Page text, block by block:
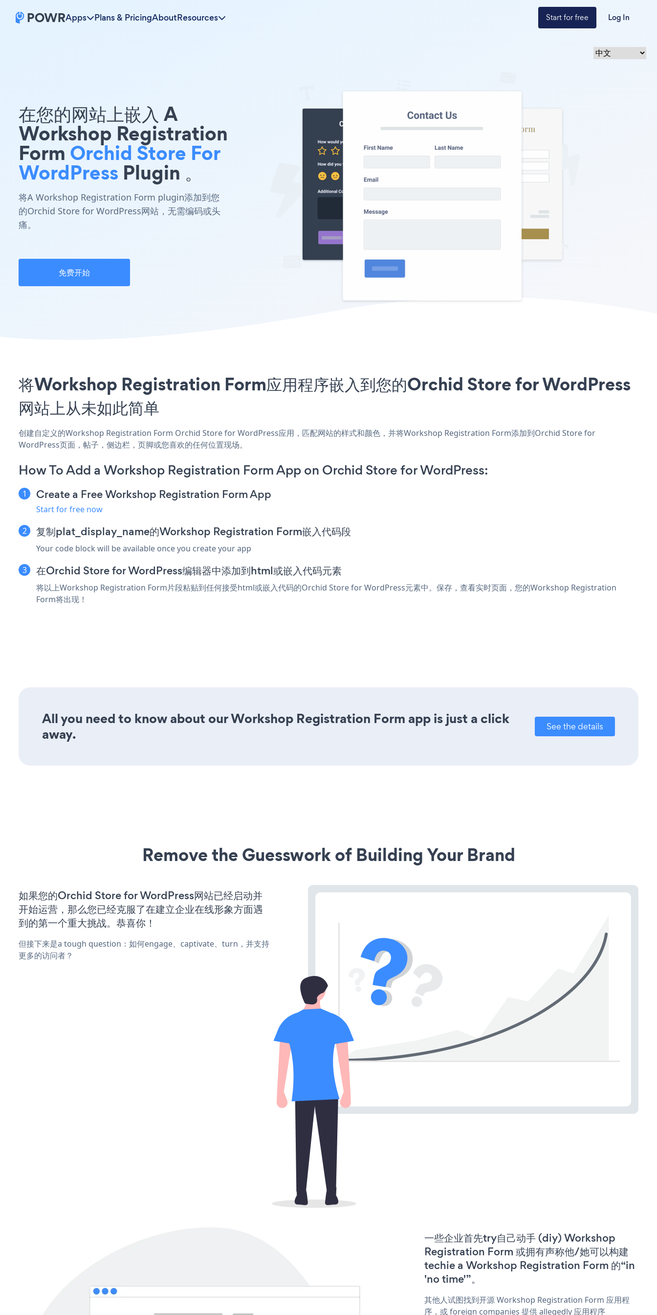
Apps Plans & PricingAboutResources Start for free Log In
在您的网站上嵌入 A
Workshop Registration
Form Orchid Store For
WordPress Plugin 。
将A Workshop Registration Form plugin添加到您
的Orchid Store for WordPress网站，无需编码或头
痛。
免费开始
将Workshop Registration Form应用程序嵌入到您的Orchid Store for WordPress
网站上从未如此简单
创建自定义的Workshop Registration Form Orchid Store for WordPress应用，匹配网站的样式和颜色，并将Workshop Registration Form添加到Orchid Store for
WordPress页面，帖子，侧边栏，页脚或您喜欢的任何位置现场。
How To Add a Workshop Registration Form App on Orchid Store for WordPress:
Create a Free Workshop Registration Form App
Start for free now
复制plat_display_name的Workshop Registration Form嵌入代码段
Your code block will be available once you create your app
在Orchid Store for WordPress编辑器中添加到html或嵌入代码元素
将以上Workshop Registration Form片段粘贴到任何接受html或嵌入代码的Orchid Store for WordPress元素中。保存，查看实时页面，您的Workshop Registration
Form将出现！
All you need to know about our Workshop Registration Form app is just a click
away.
See the details
Remove the Guesswork of Building Your Brand
如果您的Orchid Store for WordPress网站已经启动并
开始运营，那么您已经克服了在建立企业在线形象方面遇
到的第一个重大挑战。恭喜你！
但接下来是a tough question：如何engage、captivate、turn，并支持
更多的访问者？
一些企业首先try自己动手 (diy) Workshop
Registration Form 或拥有声称他/她可以构建
techie a Workshop Registration Form 的“in
'no time'”。
其他人试图找到开源 Workshop Registration Form 应用程
序，或 foreign companies 提供 allegedly 应用程序